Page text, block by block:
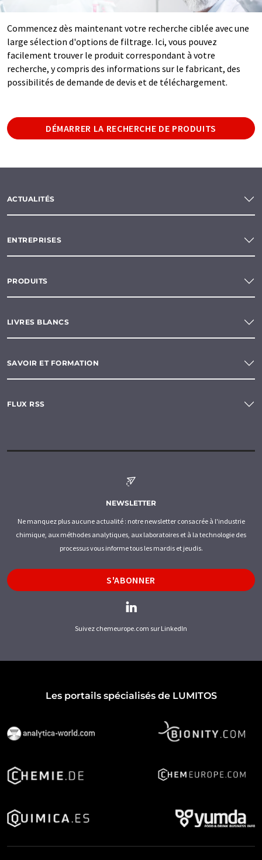
Commencez dès maintenant votre recherche ciblée avec une
large sélection d'options de filtrage. Ici, vous pouvez
facilement trouver le produit correspondant à votre
recherche, y compris des informations sur le fabricant, des
possibilités de demande de devis et de téléchargement.
DÉMARRER LA RECHERCHE DE PRODUITS
ACTUALITÉS
ENTREPRISES
PRODUITS
LIVRES BLANCS
SAVOIR ET FORMATION
FLUX RSS
NEWSLETTER
Ne manquez plus aucune actualité : notre newsletter consacrée à l'industrie
chimique, aux méthodes analytiques, aux laboratoires et à la technologie des
processus vous informe tous les mardis et jeudis.
S'ABONNER
Suivez chemeurope.com sur LinkedIn
Les portails spécialisés de LUMITOS